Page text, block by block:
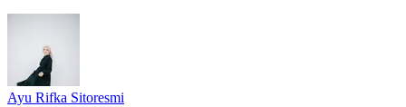
Ayu Rifka Sitoresmi